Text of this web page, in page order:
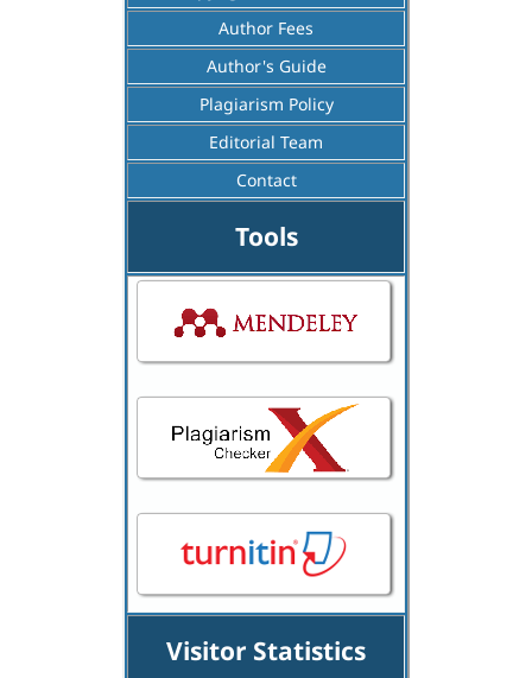
Author Fees
Author's Guide
Plagiarism Policy
Editorial Team
Contact
Tools
Visitor Statistics